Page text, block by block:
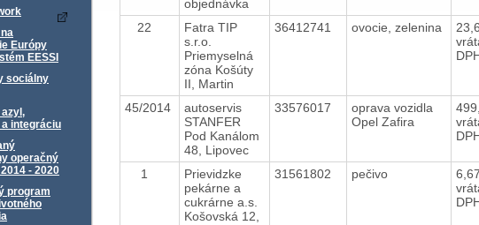
Európy
EESSI
sociálny
azyl,
integráciu
operačný
- 2020
program
objednávka
22
Fatra TIP
s.r.o.
Priemyselná
zóna Košúty
II, Martin
36412741 ovocie, zelenina
45/2014
autoservis
STANFER
Pod Kanálom
48, Lipovec
33576017
oprava vozidla
Opel Zafira
1
Prievidzke
pekárne a
cukrárne a.s.
Košovská 12,
31561802 pečivo
6,67